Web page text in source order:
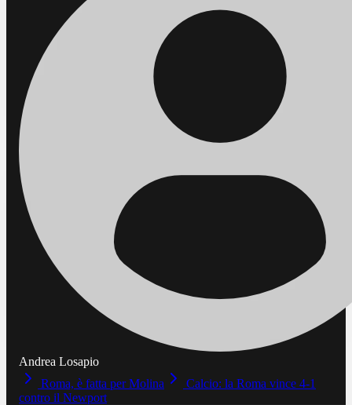
Andrea Losapio
Roma, è fatta per Molina
Calcio: la Roma vince 4-1
contro il Newport